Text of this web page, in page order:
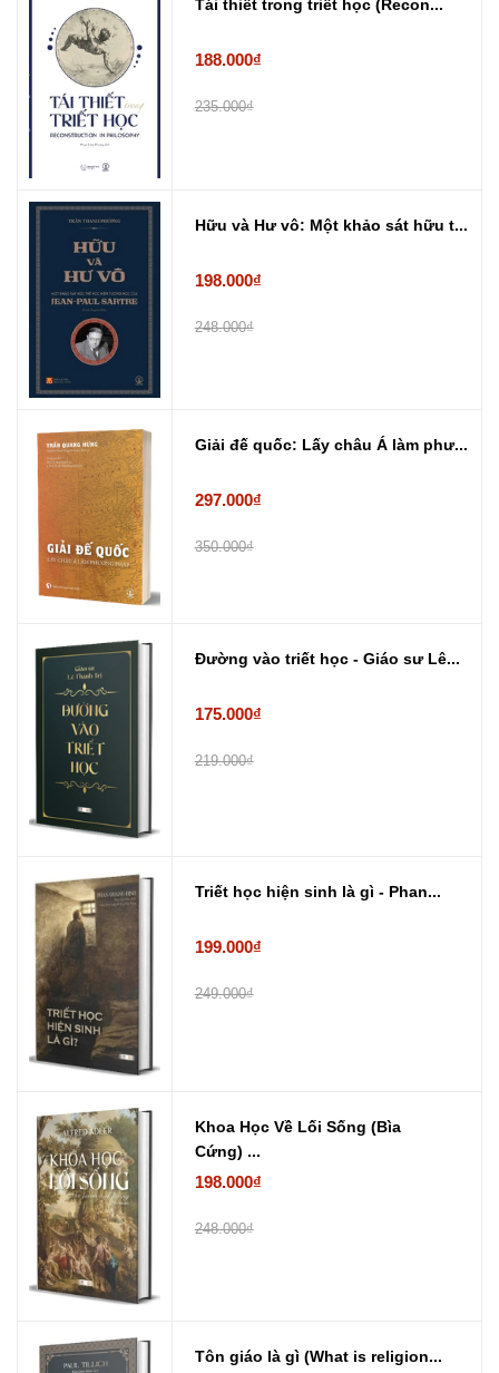
Tái thiết trong triết học (Recon...
188.000₫
235.000₫
Hữu và Hư vô: Một khảo sát hữu t...
198.000₫
248.000₫
Giải đế quốc: Lấy châu Á làm phư...
297.000₫
350.000₫
Đường vào triết học - Giáo sư Lê...
175.000₫
219.000₫
Triết học hiện sinh là gì - Phan...
199.000₫
249.000₫
Khoa Học Về Lối Sống (Bìa
Cứng) ...
198.000₫
248.000₫
Tôn giáo là gì (What is religion...